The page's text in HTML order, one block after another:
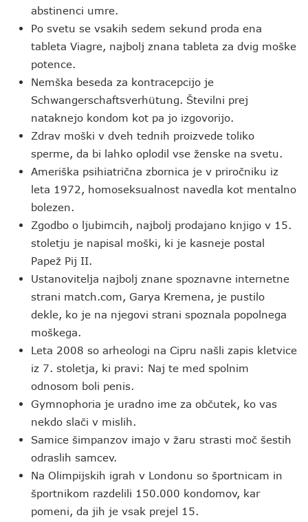
abstinenci umre.
Po svetu se vsakih sedem sekund proda ena
tableta Viagre, najbolj znana tableta za dvig moške
potence.
Nemška beseda za kontracepcijo je
Schwangerschaftsverhütung. Številni prej
nataknejo kondom kot pa jo izgovorijo.
Zdrav moški v dveh tednih proizvede toliko
sperme, da bi lahko oplodil vse ženske na svetu.
Ameriška psihiatrična zbornica je v priročniku iz
leta 1972, homoseksualnost navedla kot mentalno
bolezen.
Zgodbo o ljubimcih, najbolj prodajano knjigo v 15.
stoletju je napisal moški, ki je kasneje postal
Papež Pij II.
Ustanovitelja najbolj znane spoznavne internetne
strani match.com, Garya Kremena, je pustilo
dekle, ko je na njegovi strani spoznala popolnega
moškega.
Leta 2008 so arheologi na Cipru našli zapis kletvice
iz 7. stoletja, ki pravi: Naj te med spolnim
odnosom boli penis.
Gymnophoria je uradno ime za občutek, ko vas
nekdo slači v mislih.
Samice šimpanzov imajo v žaru strasti moč šestih
odraslih samcev.
Na Olimpijskih igrah v Londonu so športnicam in
športnikom razdelili 150.000 kondomov, kar
pomeni, da jih je vsak prejel 15.